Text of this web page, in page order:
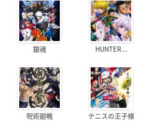
銀魂 HUNTER...
呪術廻戦 テニスの王子様